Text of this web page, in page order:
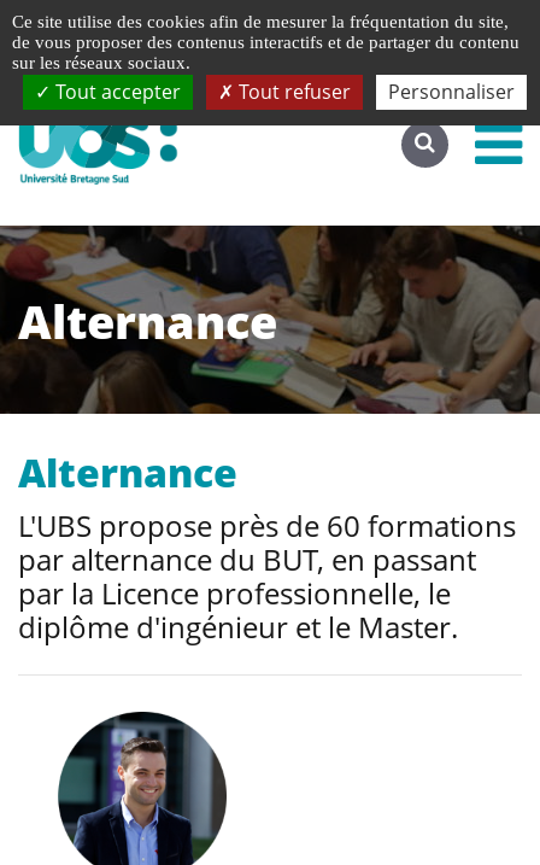
Accéder au site complet
Alternance
Alternance
L'UBS propose près de 60 formations
par alternance du BUT, en passant
par la Licence professionnelle, le
diplôme d'ingénieur et le Master.
Ce site utilise des cookies afin de mesurer la fréquentation du site,
de vous proposer des contenus interactifs et de partager du contenu
sur les réseaux sociaux.
Tout accepter Tout refuser Personnaliser